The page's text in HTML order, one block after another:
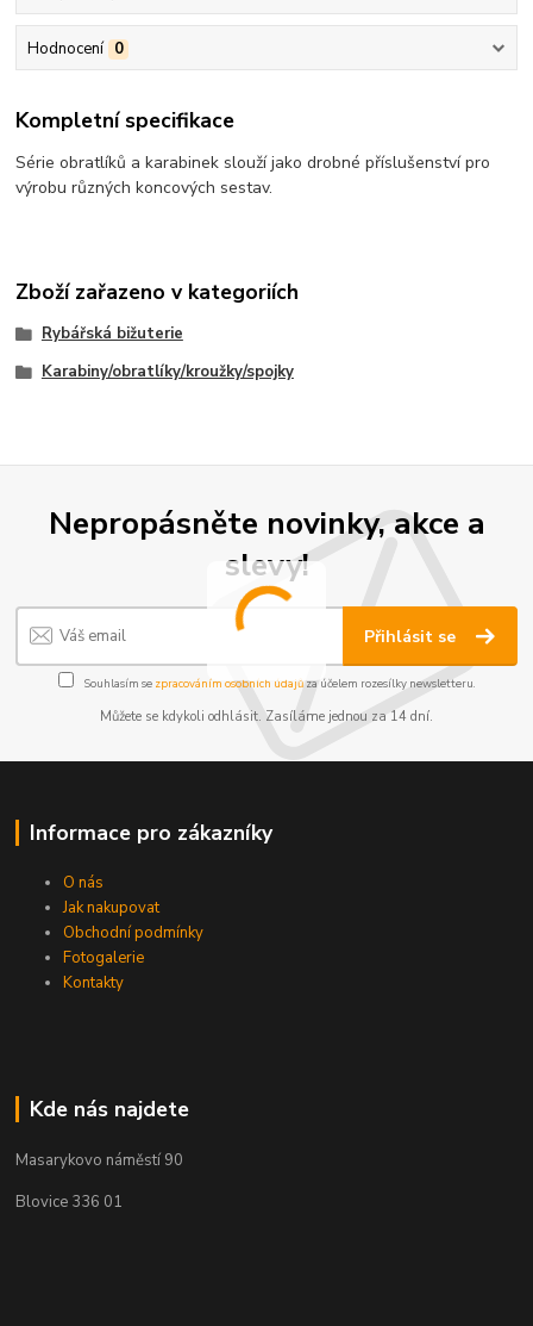
Hodnocení 0
Kompletní specifikace
Série obratlíků a karabinek slouží jako drobné příslušenství pro
výrobu různých koncových sestav.
Zboží zařazeno v kategoriích
Rybářská bižuterie
Karabiny/obratlíky/kroužky/spojky
Nepropásněte novinky, akce a
slevy!
Přihlásit se
Souhlasím se zpracováním osobních údajůza účelem rozesílky newsletteru.
Můžete se kdykoli odhlásit. Zasíláme jednou za 14 dní.
Informace pro zákazníky
O nás
Jak nakupovat
Obchodní podmínky
Fotogalerie
Kontakty
Kde nás najdete
Masarykovo náměstí 90
Blovice 336 01